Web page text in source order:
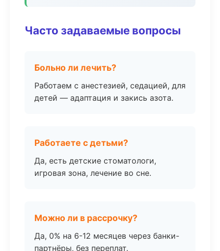
Часто задаваемые вопросы
Больно ли лечить?
Работаем с анестезией, седацией, для
детей — адаптация и закись азота.
Работаете с детьми?
Да, есть детские стоматологи,
игровая зона, лечение во сне.
Можно ли в рассрочку?
Да, 0% на 6-12 месяцев через банки-
партнёры, без переплат.